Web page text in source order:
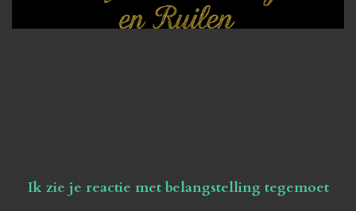
Ik zie je reactie met belangstelling tegemoet